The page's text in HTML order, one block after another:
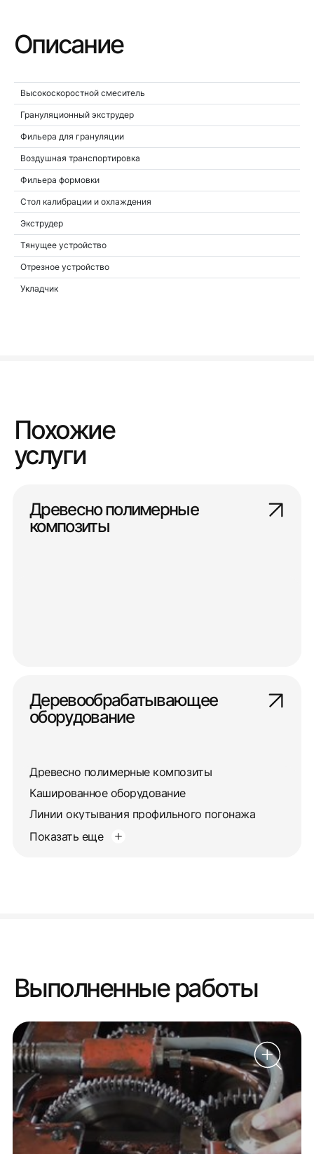
Описание
Высокоскоростной смеситель
Грануляционный экструдер
Фильера для грануляции
Воздушная транспортировка
Фильера формовки
Стол калибрации и охлаждения
Экструдер
Тянущее устройство
Отрезное устройство
Укладчик
Похожие
услуги
Древесно полимерные
композиты
Деревообрабатывающее
оборудование
Древесно полимерные композиты
Кашированное оборудование
Линии окутывания профильного погонажа
Показать еще
Выполненные работы